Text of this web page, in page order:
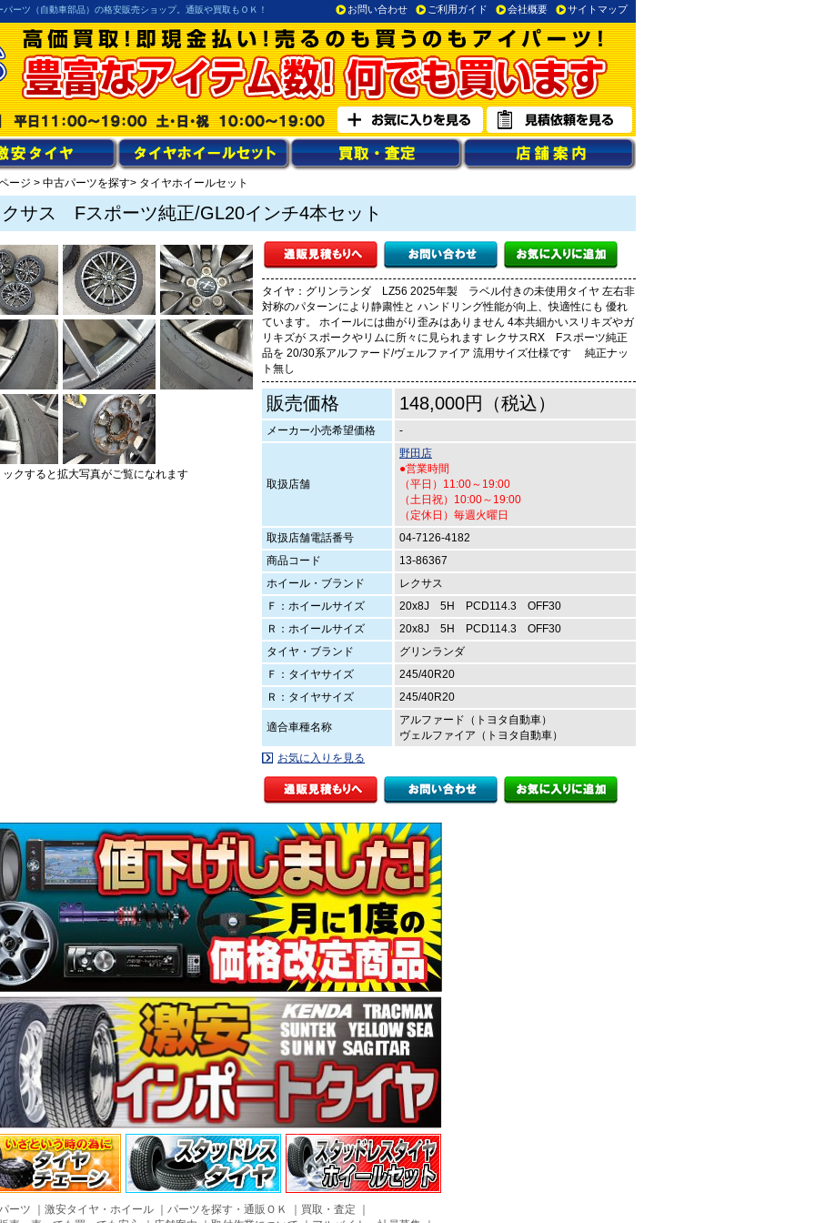
ーツ（自動車部品）の格安販売ショップ。通販や買取もＯＫ！ お問い合わせ ご利用ガイド 会社概要 サイトマップ
ージ > 中古パーツを探す> タイヤホイールセット
サス Fスポーツ純正/GL20インチ4本セット
タイヤ：グリンランダ LZ56 2025年製 ラベル付きの未使用タイヤ 左右非
対称のパターンにより静粛性と ハンドリング性能が向上、快適性にも 優れ
ています。 ホイールには曲がり歪みはありません 4本共細かいスリキズやガ
リキズが スポークやリムに所々に見られます レクサスRX Fスポーツ純正
品を 20/30系アルファード/ヴェルファイア 流用サイズ仕様です 純正ナッ
ト無し
販売価格 148,000円（税込）
メーカー小売希望価格 -
取扱店舗
野田店
●営業時間
（平日）11:00～19:00
（土日祝）10:00～19:00
（定休日）毎週火曜日
取扱店舗電話番号
04-7126-4182
商品コード
13-86367
ホイール・ブランド
レクサス
Ｆ：ホイールサイズ
20x8J 5H PCD114.3 OFF30
Ｒ：ホイールサイズ
20x8J 5H PCD114.3 OFF30
タイヤ・ブランド
グリンランダ
Ｆ：タイヤサイズ
245/40R20
Ｒ：タイヤサイズ
245/40R20
適合車種名称
アルファード（トヨタ自動車）
ヴェルファイア（トヨタ自動車）
お気に入りを見る
ックすると拡大写真がご覧になれます
ーツ 激安タイヤ・ホイール パーツを探す・通販ＯＫ 買取・査定